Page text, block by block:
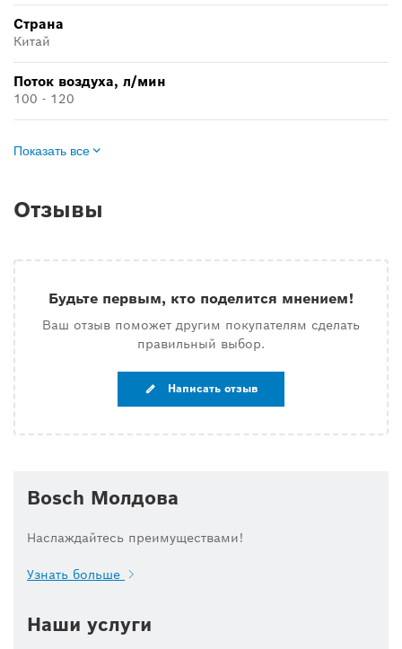
Страна
Китай
Поток воздуха, л/мин
100 - 120
Показать все
Отзывы
Будьте первым, кто поделится мнением!
Ваш отзыв поможет другим покупателям сделать
правильный выбор.
Написать отзыв
Bosch Молдова
Наслаждайтесь преимуществами!
Узнать больше
Наши услуги